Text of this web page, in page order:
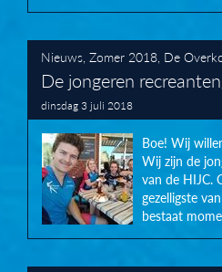
Nieuws Zomer 2018 De
De jongeren
dinsdag 3 juli 2018
Boe! Wij
Wij zijn de
van de HIJC.
gezelligste
bestaat